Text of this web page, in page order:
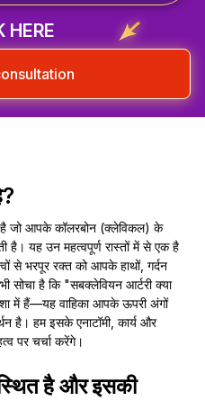
HERE
है जो आपके कॉलरबोन (क्लेविकल) के
यह उन महत्वपूर्ण रास्तों में से एक है
से भरपूर रक्त को आपके हाथों, गर्दन
सोचा है कि "सबक्लेवियन आर्टरी क्या
में हैं—यह वाहिका आपके ऊपरी अंगों
है। हम इसके एनाटॉमी, कार्य और
पर चर्चा करेंगे।
है और इसकी